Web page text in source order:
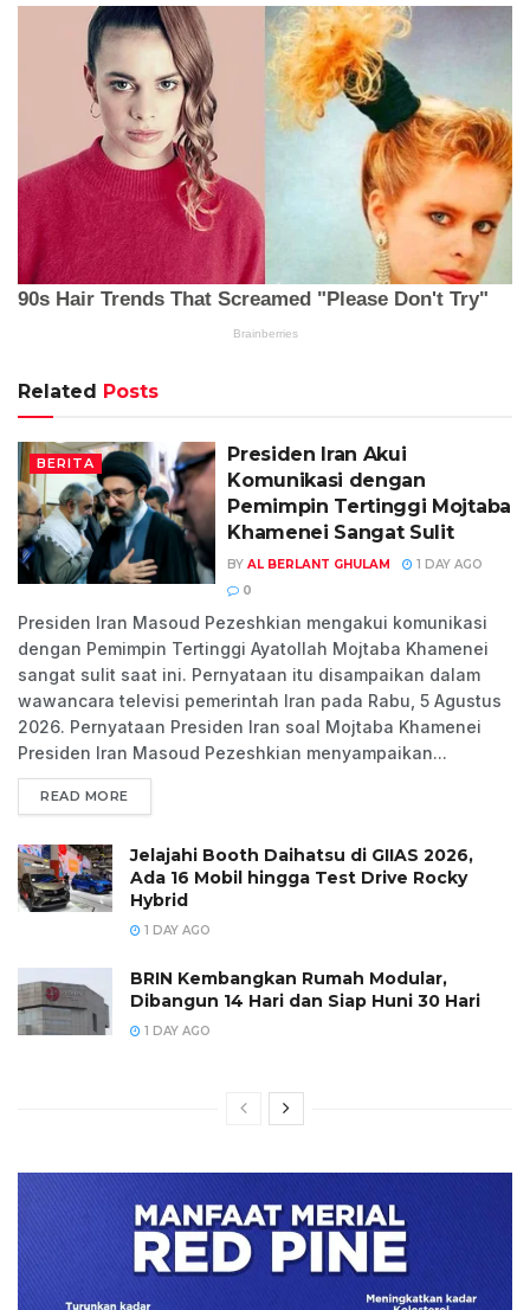
Related Posts
BERITA
Presiden Iran Akui
Komunikasi dengan
Pemimpin Tertinggi Mojtaba
Khamenei Sangat Sulit
BY AL BERLANT GHULAM
1 DAY AGO
0
Presiden Iran Masoud Pezeshkian mengakui komunikasi
dengan Pemimpin Tertinggi Ayatollah Mojtaba Khamenei
sangat sulit saat ini. Pernyataan itu disampaikan dalam
wawancara televisi pemerintah Iran pada Rabu, 5 Agustus
2026. Pernyataan Presiden Iran soal Mojtaba Khamenei
Presiden Iran Masoud Pezeshkian menyampaikan...
READ MORE
Jelajahi Booth Daihatsu di GIIAS 2026,
Ada 16 Mobil hingga Test Drive Rocky
Hybrid
1 DAY AGO
BRIN Kembangkan Rumah Modular,
Dibangun 14 Hari dan Siap Huni 30 Hari
1 DAY AGO